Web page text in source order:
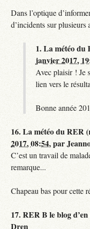
Dans l’optique
d’incidents sur plusieurs
1.La météo du
janvier 2017,
Avec plaisir ! Je
lien vers le
Bonne année
16.La météo du RER
2017, 08:54,par
C’est un travail de
remarque...
Chapeau bas pour cette
17.RER B le blog d’en
Dren